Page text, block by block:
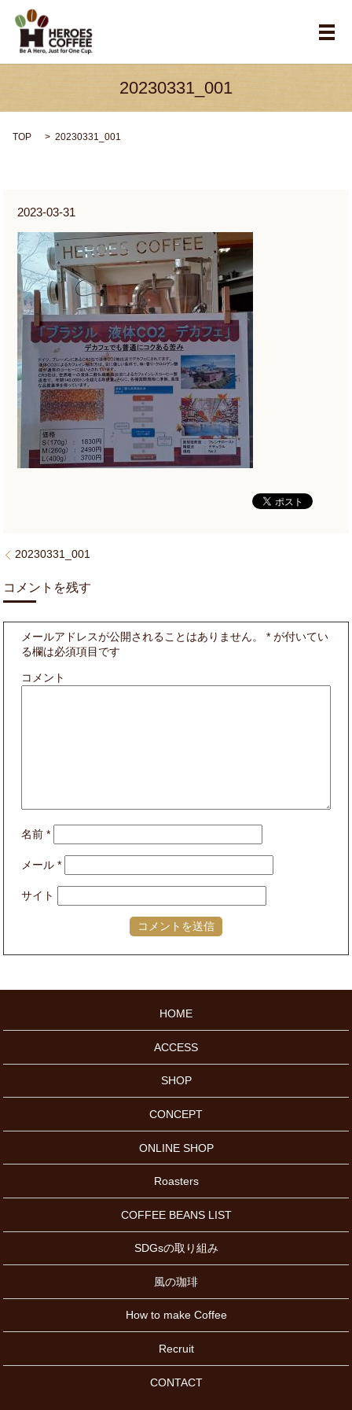
メ
20230331_001
TOP 20230331_001
2023-03-31
20230331_001
コメントを残す
メールアドレスが公開されることはありません。 * が付いてい
る欄は必須項目です
コメント
名前*
メール*
サイト
HOME
ACCESS
SHOP
CONCEPT
ONLINE SHOP
Roasters
COFFEE BEANS LIST
SDGsの取り組み
風の珈琲
How to make Coffee
Recruit
CONTACT